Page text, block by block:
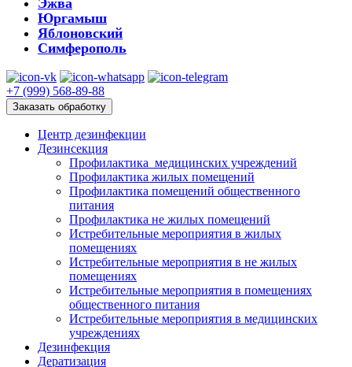
Юргамыш
Яблоновский
Симферополь
+7 (999) 568-89-88
Заказать обработку
Центр дезинфекции
Дезинсекция
Профилактика медицинских учреждений
Профилактика жилых помещений
Профилактика помещений общественного
питания
Профилактика не жилых помещений
Истребительные мероприятия в жилых
помещениях
Истребительные мероприятия в не жилых
помещениях
Истребительные мероприятия в помещениях
общественного питания
Истребительные мероприятия в медицинских
учреждениях
Дезинфекция
Дератизация